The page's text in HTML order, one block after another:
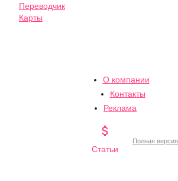
Переводчик
Карты
О компании
Контакты
Реклама

Статьи
Полная версия